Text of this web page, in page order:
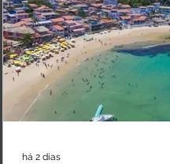
há 2 dias